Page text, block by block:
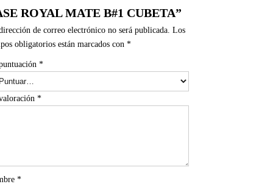
ROYAL MATE B#1 CUBETA”
de correo electrónico no será publicada. Los
obligatorios están marcados con *
*
*
*